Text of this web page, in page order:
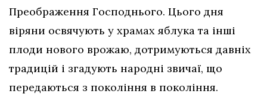
Преображення Господнього. Цього дня
віряни освячують у храмах яблука та інші
плоди нового врожаю, дотримуються давніх
традицій і згадують народні звичаї, що
передаються з покоління в покоління.